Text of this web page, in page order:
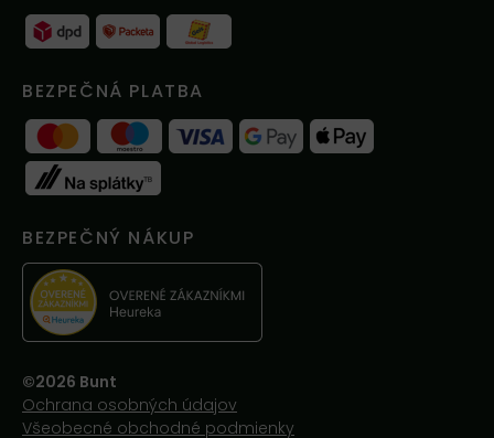
BEZPEČNÁ PLATBA
BEZPEČNÝ NÁKUP
©2026 Bunt
Ochrana osobných údajov
Všeobecné obchodné podmienky